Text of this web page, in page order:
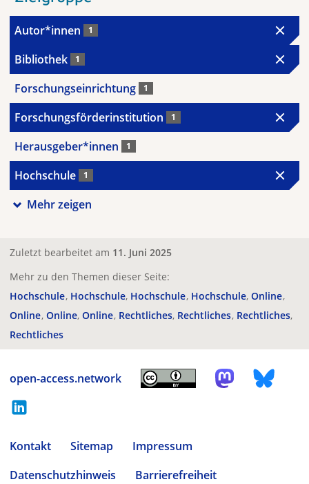
Autor*innen 1
Bibliothek 1
Forschungseinrichtung 1
Forschungsförderinstitution 1
Herausgeber*innen 1
Hochschule 1
Mehr zeigen
Zuletzt bearbeitet am 11. Juni 2025
Mehr zu den Themen dieser Seite:
Hochschule Hochschule Hochschule Hochschule Online
Online Online Online Rechtliches Rechtliches Rechtliches
Rechtliches
open-access.network
Kontakt Sitemap
Impressum
Datenschutzhinweis
Barrierefreiheit